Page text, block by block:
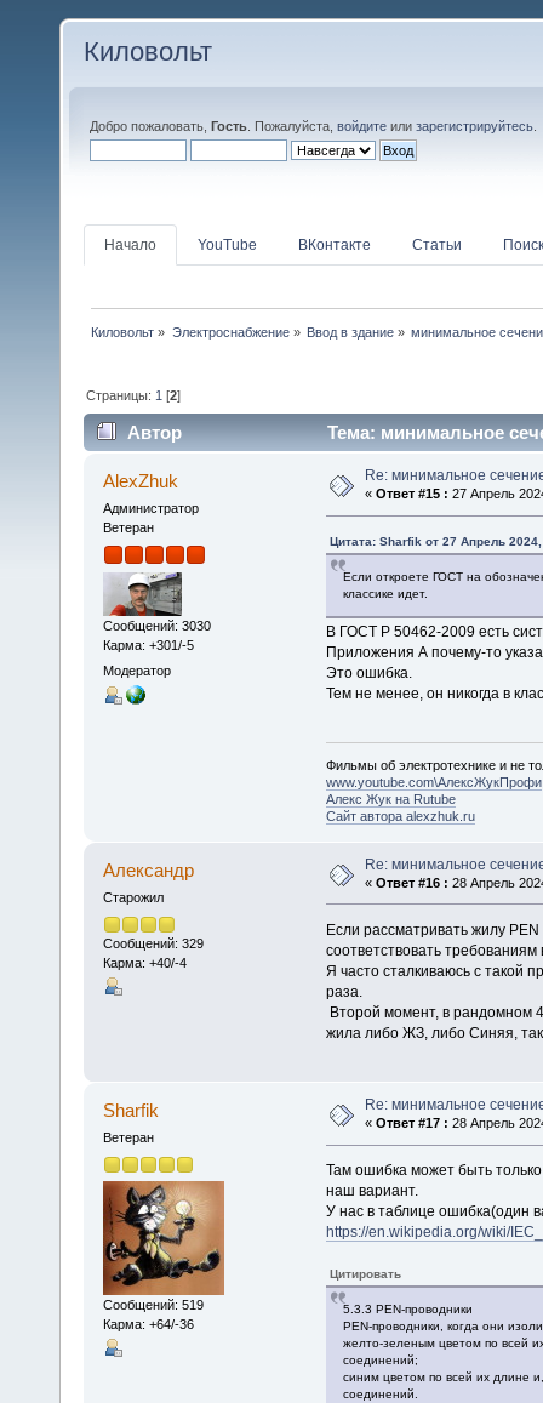
Киловольт
Добро пожаловать, Гость . Пожалуйста, войдите или зарегистрируйтесь
Начало YouTube ВКонтакте Статьи Поиск
Киловольт » Электроснабжение» Ввод в здание» минимальное
Страницы: 1 [2]
Автор Тема: минимальное
AlexZhuk
Администратор
Ветеран
Сообщений: 3030
Карма: +301/-5
Модератор
Re: минимальное
« Ответ #15 : 27 Апрель
Цитата: Sharfik от 27 Апрель
Если откроете ГОСТ на
классике идет.
В ГОСТ Р 50462-2009 есть
Приложения А почему-то
Это ошибка.
Тем не менее, он никогда в
Фильмы об электротехнике и не
www.youtube.com\АлексЖукПрофи
Алекс Жук на Rutube
Сайт автора alexzhuk.ru
Алексaндр
Старожил
Сообщений: 329
Карма: +40/-4
Re: минимальное
« Ответ #16 : 28 Апрель
Если рассматривать жилу
соответствовать
Я часто сталкиваюсь с такой
раза.
Второй момент, в рандомном
жила либо ЖЗ, либо Синяя, так
Sharfik
Ветеран
Сообщений: 519
Карма: +64/-36
Re: минимальное
« Ответ #17 : 28 Апрель
Там ошибка может быть
наш вариант.
У нас в таблице ошибка(один
https://en.wikipedia.org/wiki/
Цитировать
5.3.3 PEN-проводники
PEN-проводники, когда они
желто-зеленым цветом по всей
соединений;
синим цветом по всей их длине
соединений.